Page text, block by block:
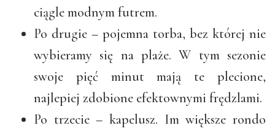
ciągle modnym futrem.
Po drugie – pojemna torba, bez której nie
wybieramy się na plaże. W tym sezonie
swoje pięć minut mają te plecione,
najlepiej zdobione efektownymi frędzlami.
Po trzecie – kapelusz. Im większe rondo